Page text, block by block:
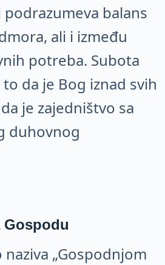
balans
ali i između
potreba. Subota
da je Bog iznad svih
je zajedništvo sa
duhovnog
„Gospodnjom